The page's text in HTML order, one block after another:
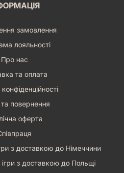
замовлення
лояльності
Про нас
та оплата
повернення
оферта
з доставкою до Німеччини
ігри з доставкою до Польщі